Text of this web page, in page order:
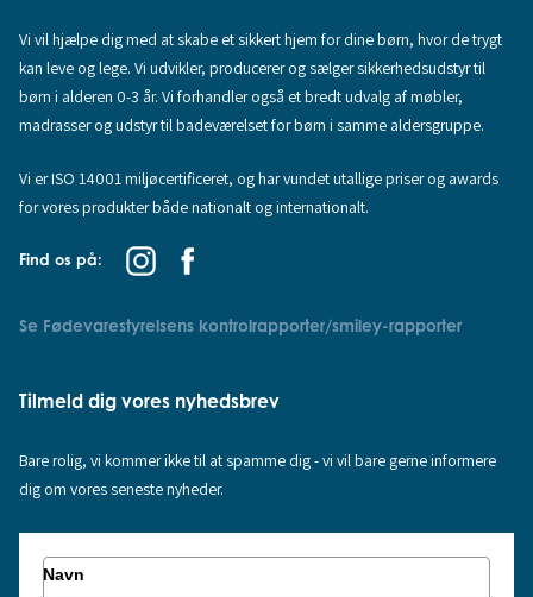
Vi vil hjælpe dig med at skabe et sikkert hjem for dine børn, hvor de trygt
kan leve og lege. Vi udvikler, producerer og sælger sikkerhedsudstyr til
børn i alderen 0-3 år. Vi forhandler også et bredt udvalg af møbler,
madrasser og udstyr til badeværelset for børn i samme aldersgruppe.
Vi er ISO 14001 miljøcertificeret, og har vundet utallige priser og awards
for vores produkter både nationalt og internationalt.
Find os på:
Se Fødevarestyrelsens kontrolrapporter/smiley-rapporter
Tilmeld dig vores nyhedsbrev
Bare rolig, vi kommer ikke til at spamme dig - vi vil bare gerne informere
dig om vores seneste nyheder.
Navn